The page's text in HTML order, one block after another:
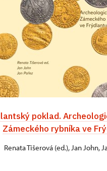
poklad.
Zámeckého rybníka ve
Renata Tišerová (ed.), Jan John,